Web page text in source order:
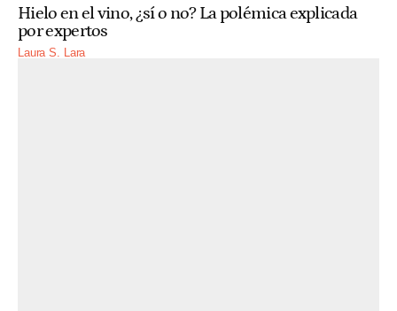
Hielo en el vino, ¿sí o no? La polémica explicada
por expertos
Laura S. Lara